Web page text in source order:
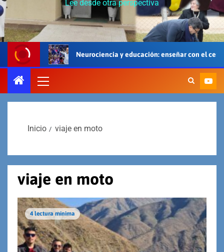
Lee desde otra perspectiva
Neurociencia y educación: enseñar con el cerebro, el cuerpo y
Inicio viaje en moto
viaje en moto
4 lectura mínima